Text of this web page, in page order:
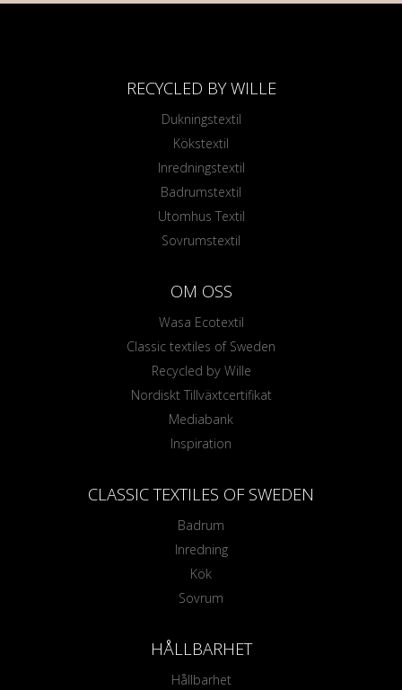
RECYCLED BY WILLE
Dukningstextil
Kökstextil
Inredningstextil
Badrumstextil
Utomhus Textil
Sovrumstextil
OM OSS
Wasa Ecotextil
Classic textiles of Sweden
Recycled by Wille
Nordiskt Tillväxtcertifikat
Mediabank
Inspiration
CLASSIC TEXTILES OF SWEDEN
Badrum
Inredning
Kök
Sovrum
HÅLLBARHET
Hållbarhet